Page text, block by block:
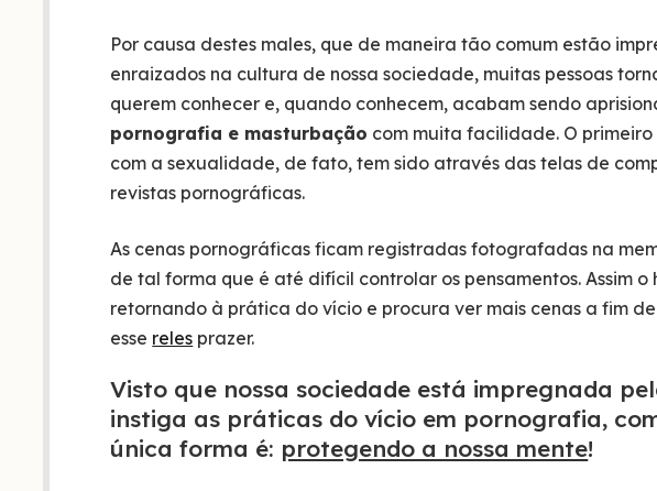
Por causa destes males, que de maneira tão comum estão
enraizados na cultura de nossa sociedade, muitas pessoas
querem conhecer e, quando conhecem, acabam sendo
pornografia e masturbação com muita facilidade. O
com a sexualidade, de fato, tem sido através das telas de
revistas pornográficas.
As cenas pornográficas ficam registradas fotografadas na
de tal forma que é até difícil controlar os pensamentos. Assim o
retornando à prática do vício e procura ver mais cenas a fim
esse reles prazer.
Visto que nossa sociedade está impregnada
instiga as práticas do vício em pornografia,
única forma é: protegendo a nossa mente!